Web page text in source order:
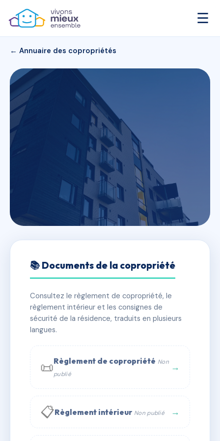
☰
← Annuaire des copropriétés
8 RUE DES BOULETS
✓ Immatriculée 🏠 33 lots 🏗 1 bâtiment(s)
📞 Contacter Syndic Digital
📚 Documents de la copropriété
Consultez le règlement de copropriété, le
règlement intérieur et les consignes de
sécurité de la résidence, traduits en plusieurs
langues.
📜Règlement de copropriété Non
publié
→
📋Règlement intérieur Non publié →